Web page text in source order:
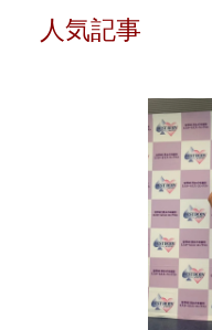
人気記事